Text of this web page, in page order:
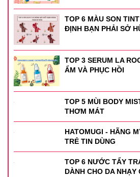
TOP 6 MÀU SON
ĐỊNH BẠN PHẢI SỞ
TOP 3 SERUM LA
ẨM VÀ PHỤC HỒI
TOP 5 MÙI BODY
THƠM MÁT
HATOMUGI - HÃNG
TRẺ TIN DÙNG